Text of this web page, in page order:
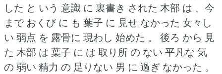
した と いう 意識 に 裏書き された 木部 は 、今
まで おくび に も 葉子 に 見せ なかった 女々し
い 弱点 を 露骨に 現わし 始めた 。
後ろ から 見
た 木部 は 葉子 に は 取り所 の ない 平凡な 気
の 弱い 精力 の 足りない 男 に 過ぎ なかった 。